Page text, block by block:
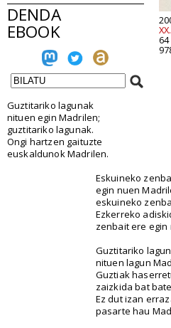
DENDA
EBOOK
Guztitariko lagunak
nituen egin Madrilen;
guztitariko lagunak.
Ongi hartzen gaituzte
euskaldunok Madrilen.
Eskuineko
egin nuen
eskuineko
Ezkerreko
zenbait ere egin
Guztitariko
nituen lagun
Guztiak
zaizkida bat
Ez dut izan
pasarte hau